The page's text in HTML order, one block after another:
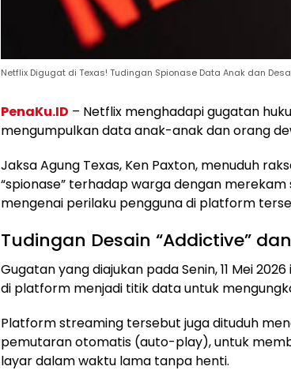
Netflix Digugat di Texas! Tudingan Spionase Data Anak dan
PenaKu.ID – Netflix menghadapi gugatan
mengumpulkan data anak-anak dan orang
Jaksa Agung Texas, Ken Paxton, menuduh
“spionase” terhadap warga dengan
mengenai perilaku pengguna di platform
Tudingan Desain “Addictive”
Gugatan yang diajukan pada Senin, 11 Mei
di platform menjadi titik data untuk
Platform streaming tersebut juga dituduh
pemutaran otomatis (auto-play), untuk
layar dalam waktu lama tanpa henti.